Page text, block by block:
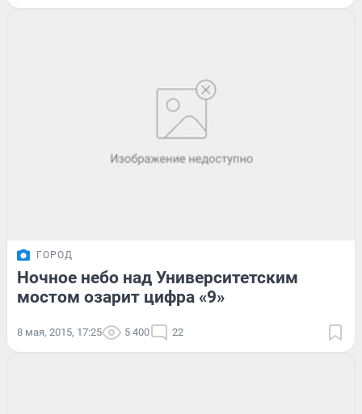
ГОРОД
Ночное небо над Университетским
мостом озарит цифра «9»
8 мая, 2015, 17:25 5 400 22